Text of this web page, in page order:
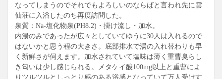
なってしまうのでそれでもよろしいのならばと言われ先に雲
仙荘に入浴したのち再度訪問した。
泉質：Na-塩化物泉(PH8.2)・掛け流し・加水。
内湯のみであったが広々としていてゆうに30人は入れるので
はないかと思う程の大きさ。底部排水で湯の入れ替わりも早
く新鮮さが伺えます。加水されていて塩味は薄く重曹臭らし
き匂いは少し感じられる。メタケイ酸100mg以上と重曹によ
りツルツルとしっとり感のある浴感となっていて万人受けす